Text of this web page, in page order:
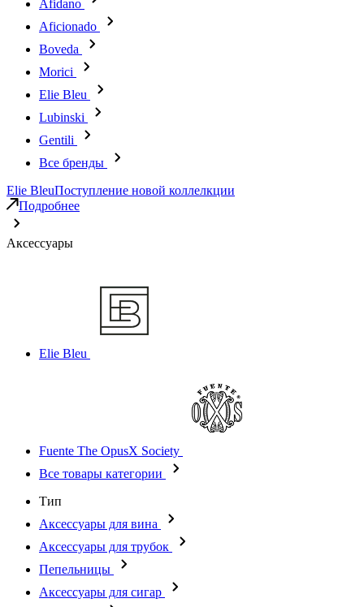
Afidano
Aficionado
Boveda
Morici
Elie Bleu
Lubinski
Gentili
Все бренды
Elie BleuПоступление новой коллелкции
Подробнее
Аксессуары
Elie Bleu
Fuente The OpusX Society
Все товары категории
Тип
Аксессуары для вина
Аксессуары для трубок
Пепельницы
Аксессуары для сигар